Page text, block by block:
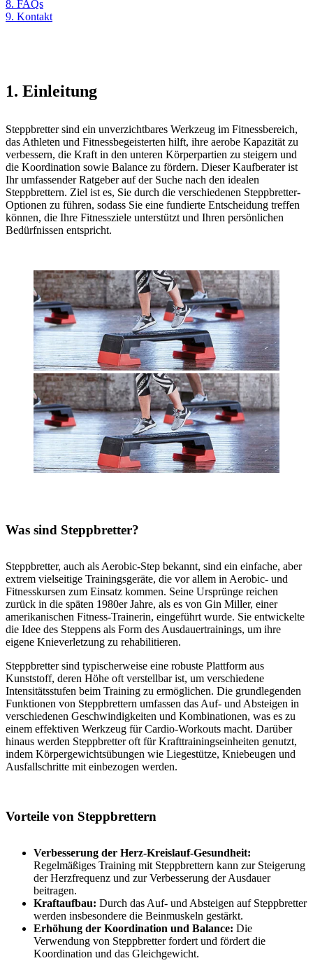
8. FAQs
9. Kontakt
1. Einleitung
Steppbretter sind ein unverzichtbares Werkzeug im Fitnessbereich,
das Athleten und Fitnessbegeisterten hilft, ihre aerobe Kapazität zu
verbessern, die Kraft in den unteren Körperpartien zu steigern und
die Koordination sowie Balance zu fördern. Dieser Kaufberater ist
Ihr umfassender Ratgeber auf der Suche nach den idealen
Steppbrettern. Ziel ist es, Sie durch die verschiedenen Steppbretter-
Optionen zu führen, sodass Sie eine fundierte Entscheidung treffen
können, die Ihre Fitnessziele unterstützt und Ihren persönlichen
Bedürfnissen entspricht.
Was sind Steppbretter?
Steppbretter, auch als Aerobic-Step bekannt, sind ein einfache, aber
extrem vielseitige Trainingsgeräte, die vor allem in Aerobic- und
Fitnesskursen zum Einsatz kommen. Seine Ursprünge reichen
zurück in die späten 1980er Jahre, als es von Gin Miller, einer
amerikanischen Fitness-Trainerin, eingeführt wurde. Sie entwickelte
die Idee des Steppens als Form des Ausdauertrainings, um ihre
eigene Knieverletzung zu rehabilitieren.
Steppbretter sind typischerweise eine robuste Plattform aus
Kunststoff, deren Höhe oft verstellbar ist, um verschiedene
Intensitätsstufen beim Training zu ermöglichen. Die grundlegenden
Funktionen von Steppbrettern umfassen das Auf- und Absteigen in
verschiedenen Geschwindigkeiten und Kombinationen, was es zu
einem effektiven Werkzeug für Cardio-Workouts macht. Darüber
hinaus werden Steppbretter oft für Krafttrainingseinheiten genutzt,
indem Körpergewichtsübungen wie Liegestütze, Kniebeugen und
Ausfallschritte mit einbezogen werden.
Vorteile von Steppbrettern
Verbesserung der Herz-Kreislauf-Gesundheit:
Regelmäßiges Training mit Steppbrettern kann zur Steigerung
der Herzfrequenz und zur Verbesserung der Ausdauer
beitragen.
Kraftaufbau: Durch das Auf- und Absteigen auf Steppbretter
werden insbesondere die Beinmuskeln gestärkt.
Erhöhung der Koordination und Balance: Die
Verwendung von Steppbretter fordert und fördert die
Koordination und das Gleichgewicht.